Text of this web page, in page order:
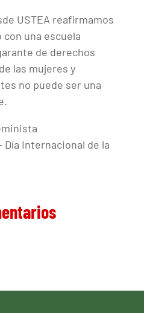
USTEA reafirmamos
una escuela
de derechos
las mujeres y
no puede ser una
Día Internacional de la